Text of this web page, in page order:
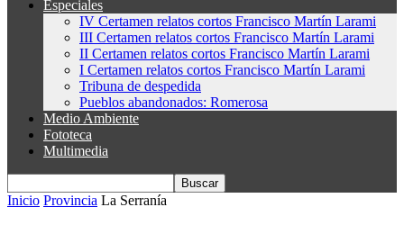
Especiales
IV Certamen relatos cortos Francisco Martín Larami
III Certamen relatos cortos Francisco Martín Larami
II Certamen relatos cortos Francisco Martín Larami
I Certamen relatos cortos Francisco Martín Larami
Tribuna de despedida
Pueblos abandonados: Romerosa
Medio Ambiente
Fototeca
Multimedia
Inicio Provincia La Serranía